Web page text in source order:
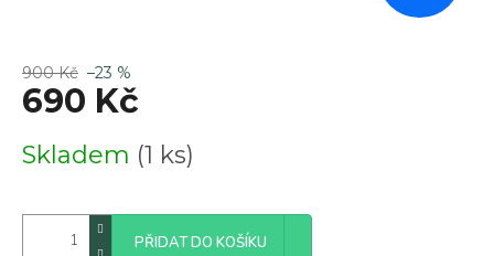
900 Kč –23 %
690 Kč
cena:
Skladem (1 ks)
PŘIDAT DO KOŠÍKU